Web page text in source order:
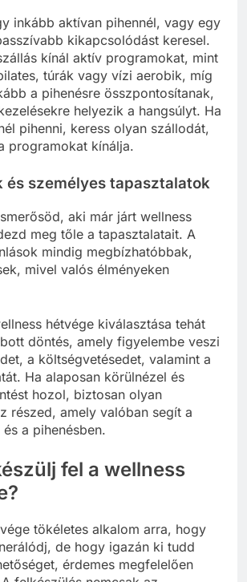
inkább aktívan pihennél, vagy egy
kikapcsolódást keresel.
kínál aktív programokat, mint
túrák vagy vízi aerobik, míg
a pihenésre összpontosítanak,
helyezik a hangsúlyt. Ha
pihenni, keress olyan szállodát,
programokat kínálja.
és személyes tapasztalatok
aki már járt wellness
meg tőle a tapasztalatait. A
mindig megbízhatóbbak,
mivel valós élményeken
hétvége kiválasztása tehát
döntés, amely figyelembe veszi
a költségvetésedet, valamint a
Ha alaposan körülnézel és
hozol, biztosan olyan
részed, amely valóban segít a
a pihenésben.
fel a wellness
tökéletes alkalom arra, hogy
de hogy igazán ki tudd
érdemes megfelelően